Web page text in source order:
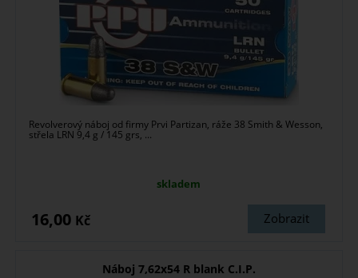
Revolverový náboj od firmy Prvi Partizan, ráže 38 Smith & Wesson,
střela LRN 9,4 g / 145 grs, ...
skladem
Zobrazit
16,00 Kč
Náboj 7,62x54 R blank C.I.P.